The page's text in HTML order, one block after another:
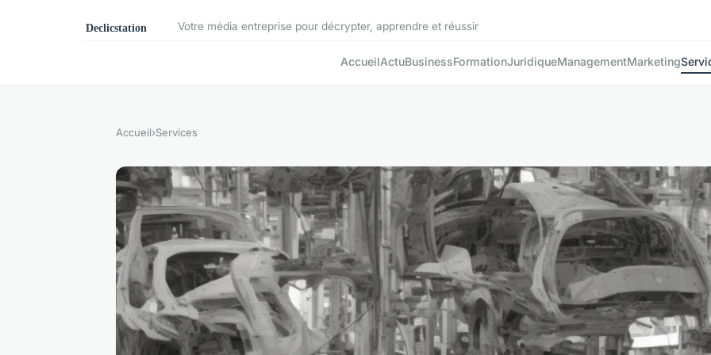
Votre média entreprise pour décrypter, apprendre et réussir
AccueilActuBusinessFormationJuridiqueManagementMarketing
Accueil›Services